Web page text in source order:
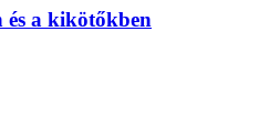
és a kikötőkben